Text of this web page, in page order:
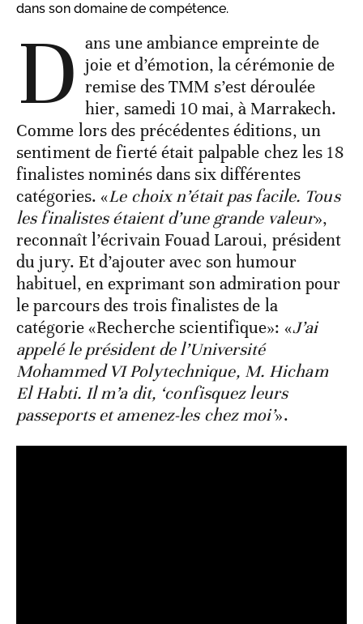
dans son domaine de compétence.
D ans une ambiance empreinte de
joie et d’émotion, la cérémonie de
remise des TMM s’est déroulée
hier, samedi 10 mai, à Marrakech.
Comme lors des précédentes éditions, un
sentiment de fierté était palpable chez les 18
finalistes nominés dans six différentes
catégories. «Le choix n’était pas facile. Tous
les finalistes étaient d’une grande valeur»,
reconnaît l’écrivain Fouad Laroui, président
du jury. Et d’ajouter avec son humour
habituel, en exprimant son admiration pour
le parcours des trois finalistes de la
catégorie «Recherche scientifique»: «J’ai
appelé le président de l’Université
Mohammed VI Polytechnique, M. Hicham
El Habti. Il m’a dit, ‘confisquez leurs
passeports et amenez-les chez moi’».